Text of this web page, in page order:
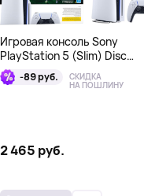
Игровая консоль Sony
PlayStation 5 (Slim) Disc
Edition + EA Sports FC 26
Bundle-89 руб. СКИДКА
НА ПОШЛИНУ
2 465 руб.